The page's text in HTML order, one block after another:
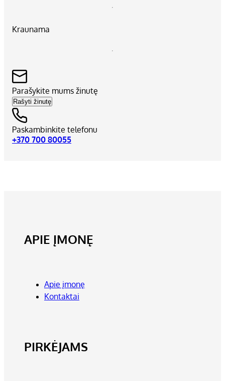
Kraunama
Parašykite mums žinutę
Rašyti žinutę
Paskambinkite telefonu
+370 700 80055
APIE ĮMONĘ
Apie įmonę
Kontaktai
PIRKĖJAMS